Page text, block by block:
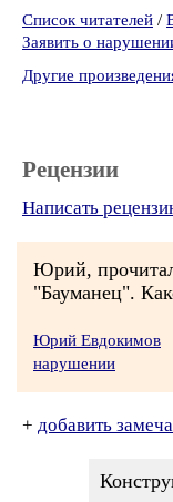
Список читателей /
Заявить о
Другие
Рецензии
Написать
Юрий,
"Бауманец".
Юрий Евдокимов
нарушении
+ добавить